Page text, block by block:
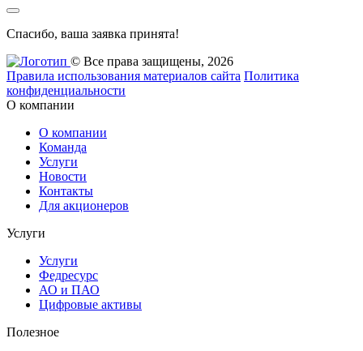
Спасибо, ваша заявка принята!
© Все права защищены, 2026
Правила использования материалов сайта Политика
конфиденциальности
О компании
О компании
Команда
Услуги
Новости
Контакты
Для акционеров
Услуги
Услуги
Федресурс
АО и ПАО
Цифровые активы
Полезное